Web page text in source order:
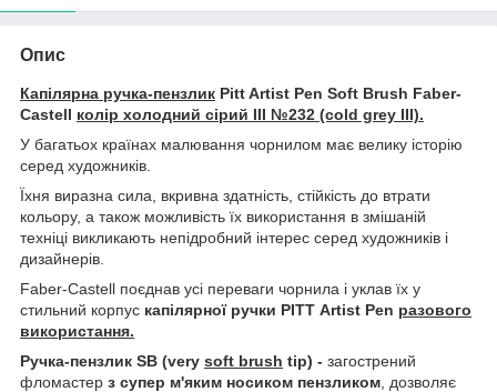
Опис
Капілярна ручка-пензлик Pitt Artist Pen Soft Brush Faber-
Castell колір холодний сірий III №232 (cold grey III).
У багатьох країнах малювання чорнилом має велику історію
серед художників.
Їхня виразна сила, вкривна здатність, стійкість до втрати
кольору, а також можливість їх використання в змішаній
техніці викликають непідробний інтерес серед художників і
дизайнерів.
Faber-Castell поєднав усі переваги чорнила і уклав їх у
стильний корпус капілярної ручки PITT Artist Pen разового
використання.
Ручка-пензлик SB (very soft brush tip) - загострений
фломастер з супер м'яким носиком пензликом , дозволяє